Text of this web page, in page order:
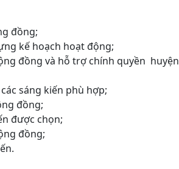
đồng;
kế hoạch hoạt động;
đồng và hỗ trợ chính quyền huyện
sáng kiến phù hợp;
đồng;
được chọn;
đồng;